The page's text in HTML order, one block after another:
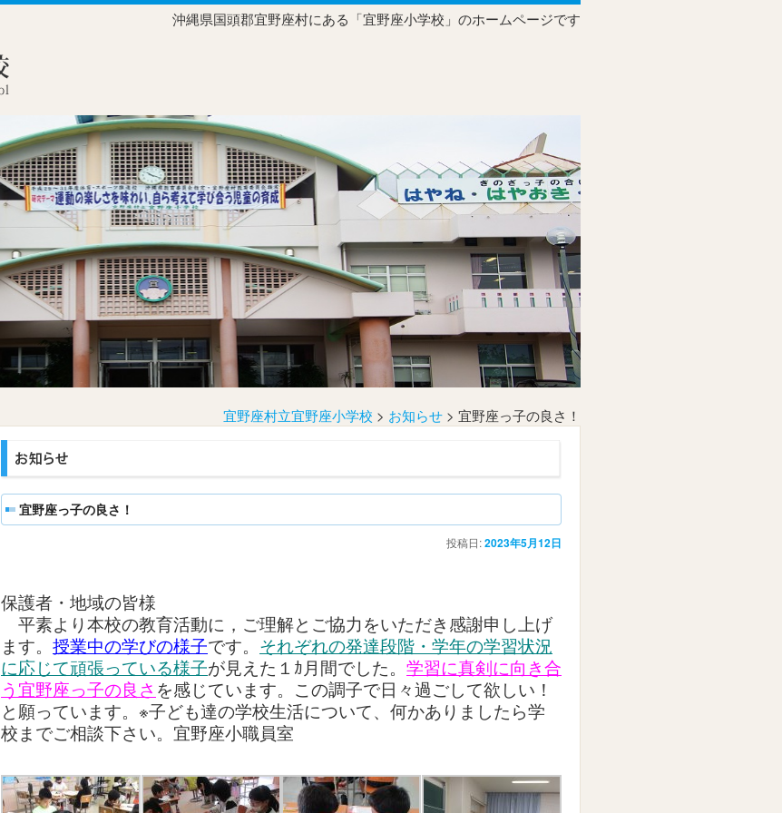
沖縄県国頭郡宜野座村にある「宜野座小学校」のホームページです
宜野座村立宜野座小学校 > お知らせ > 宜野座っ子の良さ！
宜野座っ子の良さ！
投稿日:2023年5月12日
保護者・地域の皆様
平素より本校の教育活動に，ご理解とご協力をいただき感謝申し上げ
ます。 授業中の学びの様子です。 それぞれの発達段階・学年の学習状況
に応じて頑張っている様子が見えた１ｶ月間でした。 学習に真剣に向き合
う宜野座っ子の良さ を感じています。この調子で日々過ごして欲しい！
と願っています。※子ども達の学校生活について、何かありましたら学
校までご相談下さい。宜野座小職員室